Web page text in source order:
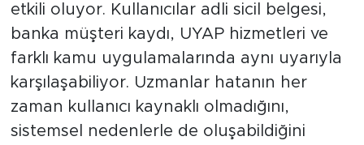
etkili oluyor. Kullanıcılar adli sicil belgesi,
banka müşteri kaydı, UYAP hizmetleri ve
farklı kamu uygulamalarında aynı uyarıyla
karşılaşabiliyor. Uzmanlar hatanın her
zaman kullanıcı kaynaklı olmadığını,
sistemsel nedenlerle de oluşabildiğini